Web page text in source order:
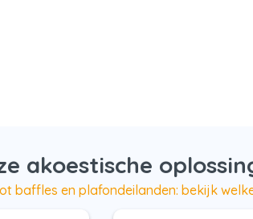
akoestische
baffles en plafondeilanden: bekijk